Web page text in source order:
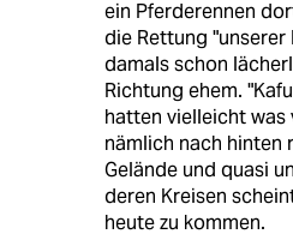
ein Pferderennen
die Rettung "unserer
damals schon
Richtung ehem.
hatten vielleicht was
nämlich nach hinten
Gelände und quasi
deren Kreisen
heute zu kommen.